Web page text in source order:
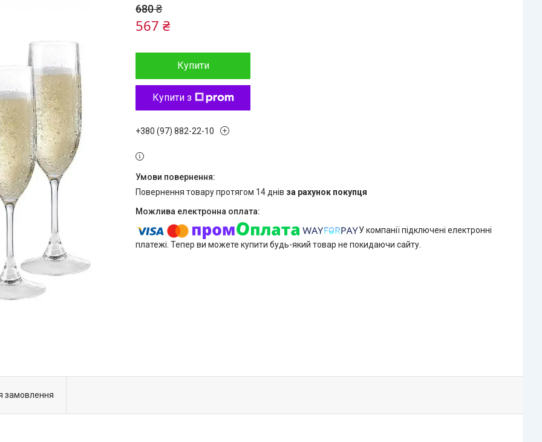
680 ₴
567 ₴
Купити
Купити з
+380 (97) 882-22-10
повернення товару протягом 14 днів за рахунок покупця
У компанії підключені електронні
платежі. Тепер ви можете купити будь-який товар не покидаючи сайту.
замовлення